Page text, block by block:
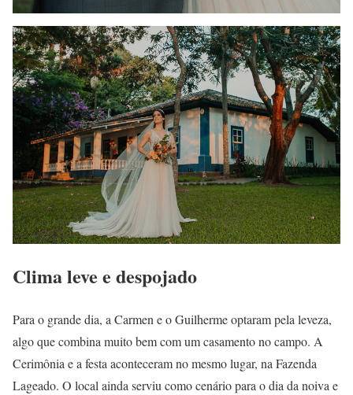
Clima leve e despojado
Para o grande dia, a Carmen e o Guilherme optaram pela leveza,
algo que combina muito bem com um casamento no campo. A
Cerimônia e a festa aconteceram no mesmo lugar, na Fazenda
Lageado. O local ainda serviu como cenário para o dia da noiva e